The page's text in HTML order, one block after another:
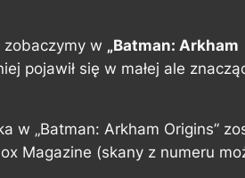
zobaczymy w „Batman: Arkham
pojawił się w małej ale
w „Batman: Arkham Origins”
Magazine (skany z numeru